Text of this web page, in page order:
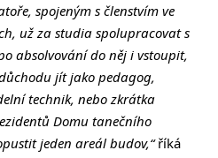
spojeným s členstvím ve
už za studia spolupracovat s
absolvování do něj i vstoupit,
jít jako pedagog,
technik, nebo zkrátka
Domu tanečního
jeden areál budov,“říká